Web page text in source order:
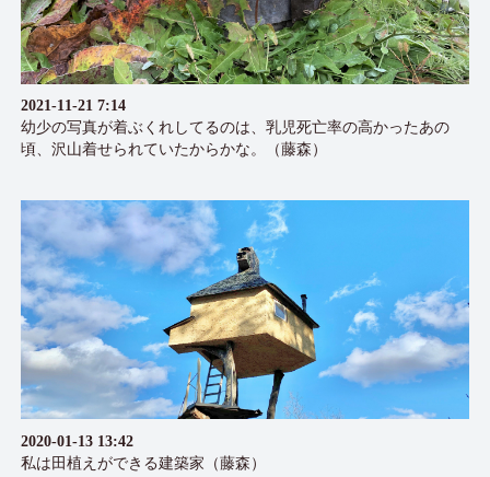
2021-11-21 7:14
幼少の写真が着ぶくれしてるのは、乳児死亡率の高かったあの
頃、沢山着せられていたからかな。（藤森）
2020-01-13 13:42
私は田植えができる建築家（藤森）